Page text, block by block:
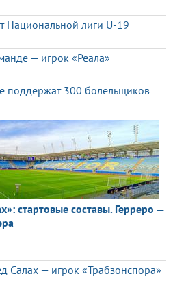
Национальной лиги U-19
— игрок «Реала»
поддержат 300 болельщиков
стартовые составы. Герреро —
Салах — игрок «Трабзонспора»